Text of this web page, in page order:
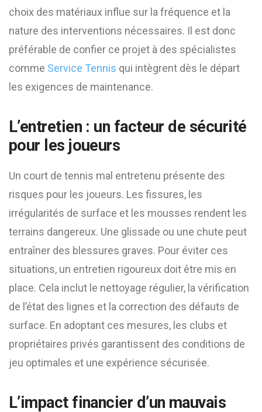
choix des matériaux influe sur la fréquence et la
nature des interventions nécessaires. Il est donc
préférable de confier ce projet à des spécialistes
comme Service Tennis qui intègrent dès le départ
les exigences de maintenance.
L’entretien : un facteur de sécurité
pour les joueurs
Un court de tennis mal entretenu présente des
risques pour les joueurs. Les fissures, les
irrégularités de surface et les mousses rendent les
terrains dangereux. Une glissade ou une chute peut
entraîner des blessures graves. Pour éviter ces
situations, un entretien rigoureux doit être mis en
place. Cela inclut le nettoyage régulier, la vérification
de l’état des lignes et la correction des défauts de
surface. En adoptant ces mesures, les clubs et
propriétaires privés garantissent des conditions de
jeu optimales et une expérience sécurisée.
L’impact financier d’un mauvais